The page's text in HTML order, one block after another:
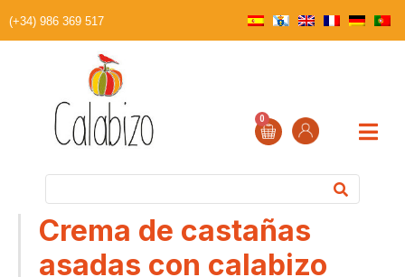
(+34) 986 369 517
0
Crema de castañas
asadas con calabizo